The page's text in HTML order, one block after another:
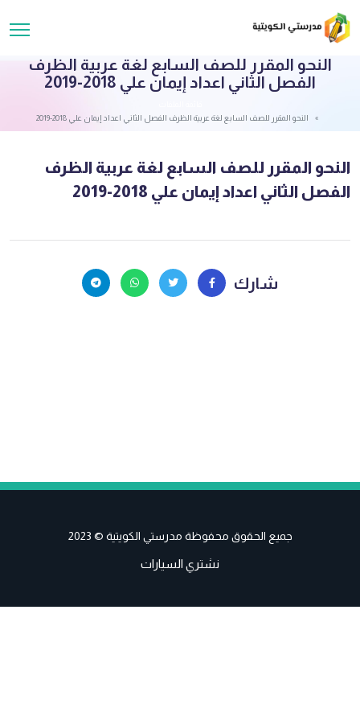
النحو المقرر للصف السابع لغة عربية الظرف
الفصل الثاني اعداد إيمان علي 2018-2019
النحو المقرر للصف السابع لغة عربية الظرف الفصل الثاني اعداد إيمان علي 2018-2019
النحو المقرر للصف السابع لغة عربية الظرف
الفصل الثاني اعداد إيمان علي 2018-2019
شارك
جميع الحقوق محفوظة مدرستي الكويتية © 2023
نشتري السيارات